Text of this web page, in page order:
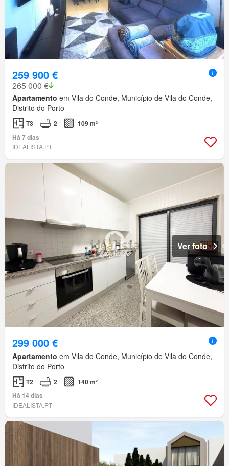
259 900 €
265 000 €
Apartamento em Vila do Conde, Município de Vila do Conde,
Distrito do Porto
T3 2
109 m²
Há 7 dias
IDEALISTA.PT
Ver foto
299 000 €
Apartamento em Vila do Conde, Município de Vila do Conde,
Distrito do Porto
T2 2
140 m²
Há 14 dias
IDEALISTA.PT